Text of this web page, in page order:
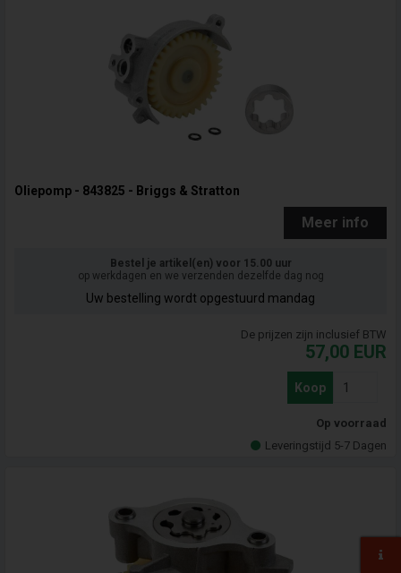
Oliepomp - 843825 - Briggs & Stratton
Meer info
Bestel je artikel(en) voor 15.00 uur
op werkdagen en we verzenden dezelfde dag nog
Uw bestelling wordt opgestuurd mandag
De prijzen zijn inclusief BTW
57,00 EUR
Koop
Op voorraad
Leveringstijd 5-7 Dagen